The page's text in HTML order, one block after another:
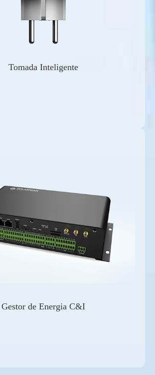
Tomada Inteligente
Gestor de Energia C&I